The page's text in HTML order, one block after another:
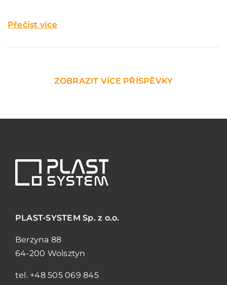
Přečíst více
ZOBRAZIT VÍCE PŘÍSPĚVKY
PLAST-SYSTEMSp. z o.o.
Berzyna 88
64-200 Wolsztyn
tel. +48 505 069 845